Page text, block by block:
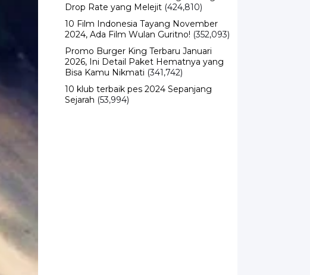
10 Film Indonesia Tayang November
Promo Burger King Terbaru Januari
Bisa Kamu Nikmati
(341,742)
10 klub terbaik pes 2024 Sepanjang